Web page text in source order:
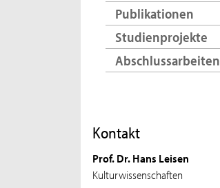
Publikationen
Studienprojekte
Abschlussarbeiten
Kontakt
Prof. Dr. Hans Leisen
Kulturwissenschaften